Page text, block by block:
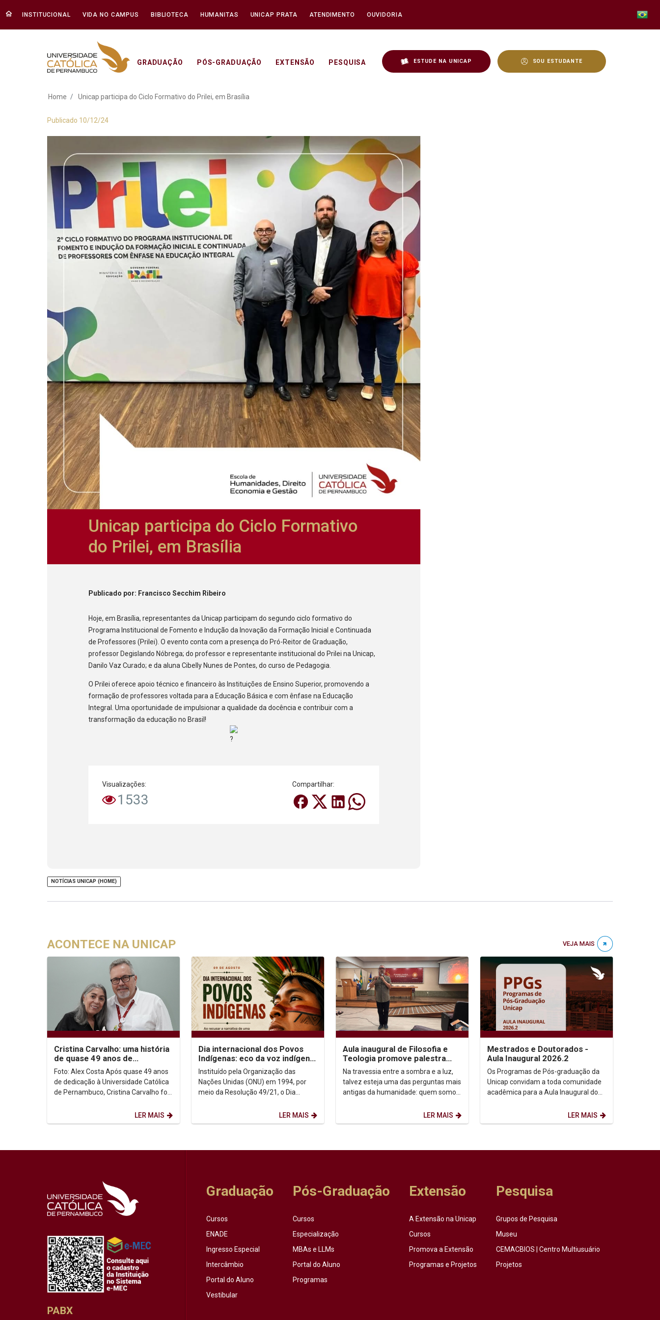
INSTITUCIONAL VIDA NO CAMPUS BIBLIOTECA HUMANITAS UNICAP PRATA ATENDIMENTO OUVIDORIA
GRADUAÇÃO PÓS-GRADUAÇÃO EXTENSÃO PESQUISA ESTUDE NA UNICAP SOU ESTUDANTE
Unicap participa do Ciclo Formativo do Prilei, em Brasília - Unicap
Home Unicap participa do Ciclo Formativo do Prilei, em Brasília
Publicado 10/12/24
Unicap participa do Ciclo Formativo
do Prilei, em Brasília
Publicado por: Francisco Secchim Ribeiro
Hoje, em Brasília, representantes da Unicap participam do segundo ciclo formativo do
Programa Institucional de Fomento e Indução da Inovação da Formação Inicial e Continuada
de Professores (Prilei). O evento conta com a presença do Pró-Reitor de Graduação,
professor Degislando Nóbrega; do professor e representante institucional do Prilei na Unicap,
Danilo Vaz Curado; e da aluna Cibelly Nunes de Pontes, do curso de Pedagogia.
O Prilei oferece apoio técnico e financeiro às Instituições de Ensino Superior, promovendo a
formação de professores voltada para a Educação Básica e com ênfase na Educação
Integral. Uma oportunidade de impulsionar a qualidade da docência e contribuir com a
transformação da educação no Brasil!
Visualizações:
1533
Compartilhar:
NOTÍCIAS UNICAP (HOME)
ACONTECE NA UNICAP VEJA MAIS
Cristina Carvalho: uma história
de quase 49 anos de
dedicação à Unicap
Foto: Alex Costa Após quase 49 anos
de dedicação à Universidade Católica
de Pernambuco, Cristina Carvalho foi
LER MAIS
Dia internacional dos Povos
Indígenas: eco da voz indígena
no contexto urbano
Instituído pela Organização das
Nações Unidas (ONU) em 1994, por
meio da Resolução 49/21, o Dia
de agosto) firma-se como...LER MAIS
Aula inaugural de Filosofia e
Teologia promove palestra
sobre autoconhecimento
Na travessia entre a sombra e a luz,
talvez esteja uma das perguntas mais
antigas da humanidade: quem somos,
LER MAIS
Mestrados e Doutorados -
Aula Inaugural 2026.2
Os Programas de Pós-graduação da
Unicap convidam a toda comunidade
acadêmica para a Aula Inaugural do
LER MAIS
PABX
Graduação
Cursos
ENADE
Ingresso Especial
Intercâmbio
Portal do Aluno
Vestibular
Pós-Graduação
Cursos
Especialização
MBAs e LLMs
Portal do Aluno
Programas
Extensão
A Extensão na Unicap
Cursos
Promova a Extensão
Programas e Projetos
Pesquisa
Grupos de Pesquisa
Museu
CEMACBIOS | Centro Multiusuário
Projetos